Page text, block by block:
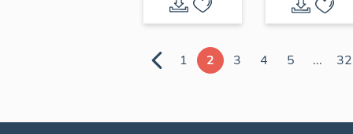
1 2 3 4 5 ... 32